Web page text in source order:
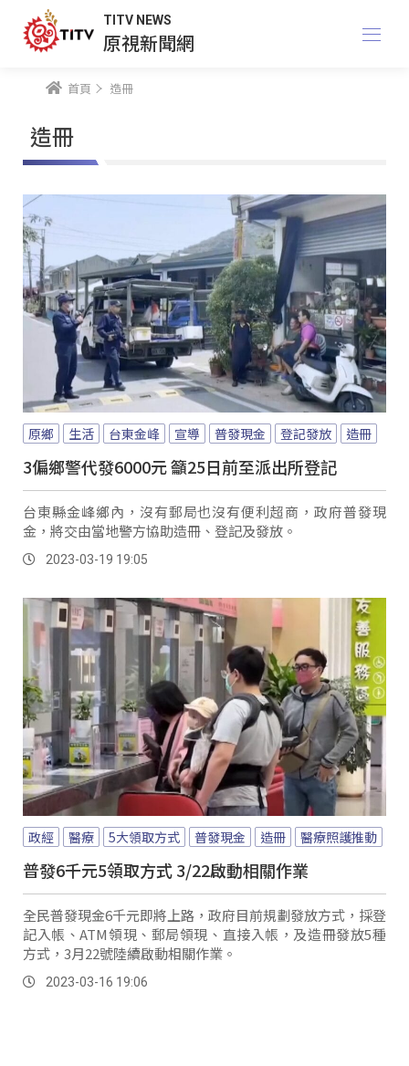
TITV NEWS
原視新聞網
首頁 造冊
造冊
原鄉 生活 台東金峰 宣導 普發現金 登記發放 造冊
3偏鄉警代發6000元 籲25日前至派出所登記
台東縣金峰鄉內，沒有郵局也沒有便利超商，政府普發現
金，將交由當地警方協助造冊、登記及發放。
2023-03-19 19:05
政經 醫療 5大領取方式 普發現金 造冊 醫療照護推動
普發6千元5領取方式 3/22啟動相關作業
全民普發現金6千元即將上路，政府目前規劃發放方式，採登
記入帳、ATM領現、郵局領現、直接入帳，及造冊發放5種
方式，3月22號陸續啟動相關作業。
2023-03-16 19:06